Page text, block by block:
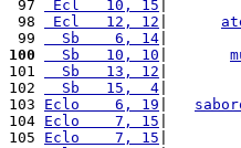
97
Ecl   10, 15 |
98
Ecl   12, 12
99
  Sb    6, 14
100
  Sb   10, 10
101
  Sb   13, 12
|
102
  Sb   15,  4
103 Eclo    6, 19
104 Eclo    7, 15 |
105 Eclo    7, 15 |